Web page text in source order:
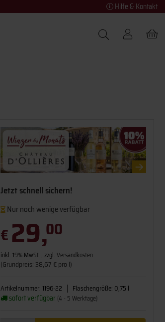
Hilfe & Kontakt
Jetzt schnell sichern!
Nur noch wenige verfügbar
€29,00
inkl. 19% MwSt. , zzgl. Versandkosten
(Grundpreis: 38,67 € pro l)
Artikelnummer:1196-22 Flaschengröße: 0,75 l
sofort verfügbar (4 - 5 Werktage)